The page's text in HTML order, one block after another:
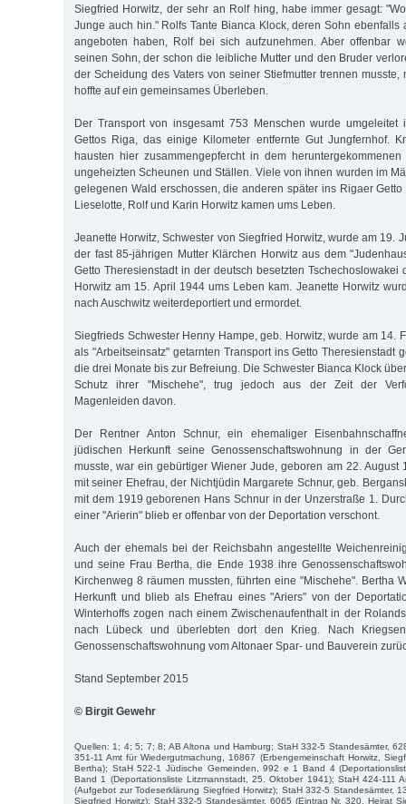
Siegfried Horwitz, der sehr an Rolf hing, habe immer gesagt:
Junge auch hin." Rolfs Tante Bianca Klock, deren Sohn ebenfalls
angeboten haben, Rolf bei sich aufzunehmen. Aber offenbar
seinen Sohn, der schon die leibliche Mutter und den Bruder
der Scheidung des Vaters von seiner Stiefmutter trennen musste,
hoffte auf ein gemeinsames Überleben.
Der Transport von insgesamt 753 Menschen wurde umgeleitet
Gettos Riga, das einige Kilometer entfernte Gut Jungfernhof.
hausten hier zusammengepfercht in dem
ungeheizten Scheunen und Ställen. Viele von ihnen wurden im
gelegenen Wald erschossen, die anderen später ins Rigaer Getto
Lieselotte, Rolf und Karin Horwitz kamen ums Leben.
Jeanette Horwitz, Schwester von Siegfried Horwitz, wurde am 19.
der fast 85-jährigen Mutter Klärchen Horwitz aus dem
Getto Theresienstadt in der deutsch besetzten Tschechoslowakei
Horwitz am 15. April 1944 ums Leben kam. Jeanette Horwitz
nach Auschwitz weiterdeportiert und ermordet.
Siegfrieds Schwester Henny Hampe, geb. Horwitz, wurde am 14.
als "Arbeitseinsatz" getarnten Transport ins Getto Theresienstadt
die drei Monate bis zur Befreiung. Die Schwester Bianca Klock
Schutz ihrer "Mischehe", trug jedoch aus der Zeit der
Magenleiden davon.
Der Rentner Anton Schnur, ein ehemaliger
jüdischen Herkunft seine Genossenschaftswohnung in der
musste, war ein gebürtiger Wiener Jude, geboren am 22. August
mit seiner Ehefrau, der Nichtjüdin Margarete Schnur, geb.
mit dem 1919 geborenen Hans Schnur in der Unzerstraße 1.
einer "Arierin" blieb er offenbar von der Deportation verschont.
Auch der ehemals bei der Reichsbahn angestellte
und seine Frau Bertha, die Ende 1938 ihre
Kirchenweg 8 räumen mussten, führten eine "Mischehe". Bertha
Herkunft und blieb als Ehefrau eines "Ariers" von der
Winterhoffs zogen nach einem Zwischenaufenthalt in der
nach Lübeck und überlebten dort den Krieg. Nach
Genossenschaftswohnung vom Altonaer Spar- und Bauverein
Stand September 2015
© Birgit Gewehr
Quellen: 1; 4; 5; 7; 8; AB Altona und Hamburg; StaH 332-5 Standesämter,
351-11 Amt für Wiedergutmachung, 16867 (Erbengemeinschaft Horwitz,
Bertha); StaH 522-1 Jüdische Gemeinden, 992 e 1 Band 4
Band 1 (Deportationsliste Litzmannstadt, 25. Oktober 1941); StaH 424-111
(Aufgebot zur Todeserklärung Siegfried Horwitz); StaH 332-5 Standesämter,
Siegfried Horwitz); StaH 332-5 Standesämter, 6065 (Eintrag Nr. 320, Heirat